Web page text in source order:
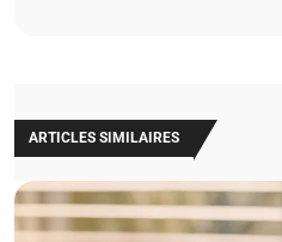
ARTICLES SIMILAIRES